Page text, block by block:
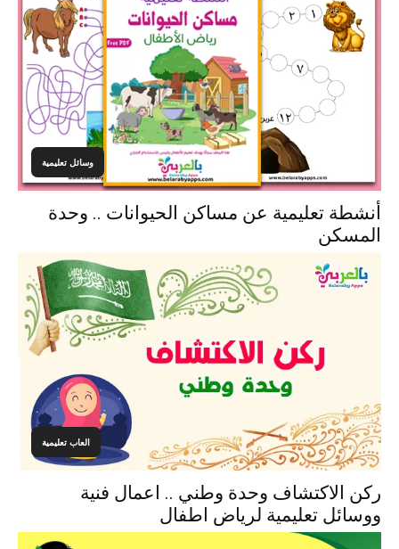
وسائل تعليمية
أنشطة تعليمية عن مساكن الحيوانات .. وحدة
المسكن
العاب تعليمية
ركن الاكتشاف وحدة وطني .. اعمال فنية
ووسائل تعليمية لرياض اطفال